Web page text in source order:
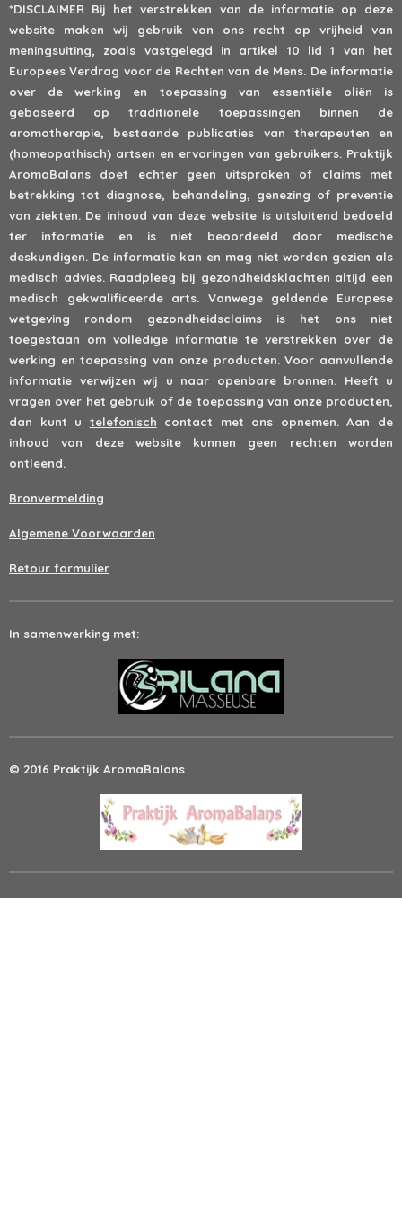
*DISCLAIMER Bij het verstrekken van de informatie op deze
website maken wij gebruik van ons recht op vrijheid van
meningsuiting, zoals vastgelegd in artikel 10 lid 1 van het
Europees Verdrag voor de Rechten van de Mens. De informatie
over de werking en toepassing van essentiële oliën is
gebaseerd op traditionele toepassingen binnen de
aromatherapie, bestaande publicaties van therapeuten en
(homeopathisch) artsen en ervaringen van gebruikers. Praktijk
AromaBalans doet echter geen uitspraken of claims met
betrekking tot diagnose, behandeling, genezing of preventie
van ziekten. De inhoud van deze website is uitsluitend bedoeld
ter informatie en is niet beoordeeld door medische
deskundigen. De informatie kan en mag niet worden gezien als
medisch advies. Raadpleeg bij gezondheidsklachten altijd een
medisch gekwalificeerde arts. Vanwege geldende Europese
wetgeving rondom gezondheidsclaims is het ons niet
toegestaan om volledige informatie te verstrekken over de
werking en toepassing van onze producten. Voor aanvullende
informatie verwijzen wij u naar openbare bronnen. Heeft u
vragen over het gebruik of de toepassing van onze producten,
dan kunt u telefonisch contact met ons opnemen. Aan de
inhoud van deze website kunnen geen rechten worden
ontleend.
Bronvermelding
Algemene Voorwaarden
Retour formulier
In samenwerking met:
© 2016 Praktijk AromaBalans